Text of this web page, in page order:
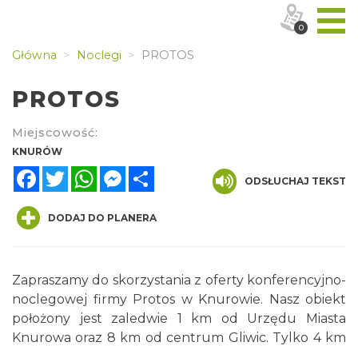
Główna Noclegi PROTOS
PROTOS
Miejscowość:
KNURÓW
FacebookTwitterWhatsAppMessenger
ODSŁUCHAJ TEKST
DODAJ DO PLANERA
Zapraszamy do skorzystania z oferty konferencyjno-
noclegowej firmy Protos w Knurowie. Nasz obiekt
położony jest zaledwie 1 km od Urzędu Miasta
Knurowa oraz 8 km od centrum Gliwic. Tylko 4 km
0